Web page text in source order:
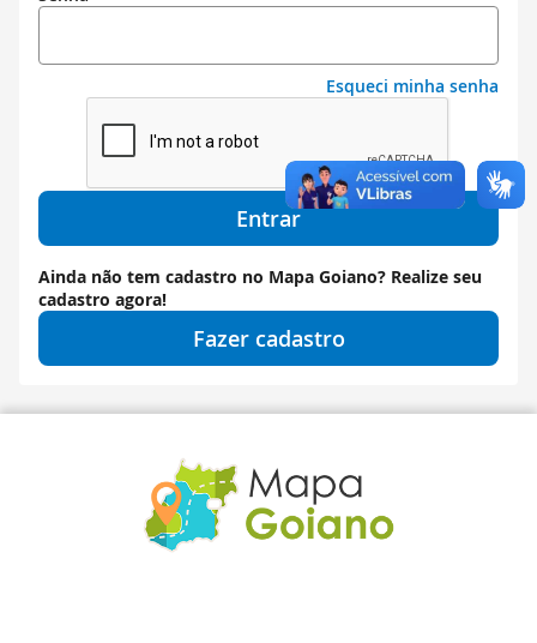
Esqueci minha senha
Entrar
Ainda não tem cadastro no Mapa Goiano? Realize seu
cadastro agora!
Fazer cadastro